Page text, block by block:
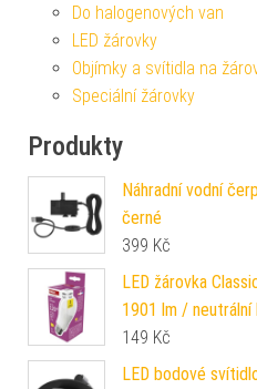
Do halogenových van
LED žárovky
Objímky a svítidla na
Speciální žárovky
Produkty
Náhradní vodní
černé
399 Kč
LED žárovka
1901 lm / neutrální
149 Kč
LED bodové